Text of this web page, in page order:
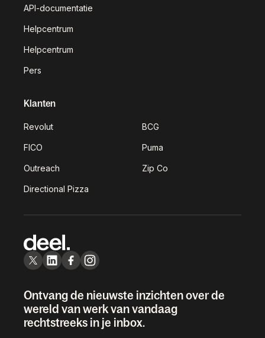
API-documentatie
Helpcentrum
Helpcentrum
Pers
Klanten
Revolut BCG
FICO Puma
Outreach Zip Co
Directional Pizza
Ontvang de nieuwste inzichten over de
wereld van werk van vandaag
rechtstreeks in je inbox.